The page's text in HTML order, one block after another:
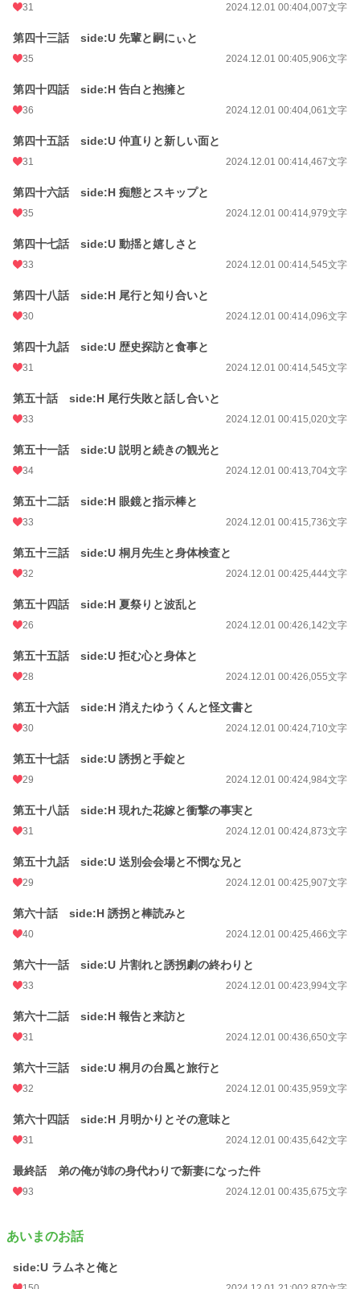
31 2024.12.01 00:404,007文字
第四十三話 side:U 先輩と嗣にぃと
35 2024.12.01 00:405,906文字
第四十四話 side:H 告白と抱擁と
36 2024.12.01 00:404,061文字
第四十五話 side:U 仲直りと新しい面と
31 2024.12.01 00:414,467文字
第四十六話 side:H 痴態とスキップと
35 2024.12.01 00:414,979文字
第四十七話 side:U 動揺と嬉しさと
33 2024.12.01 00:414,545文字
第四十八話 side:H 尾行と知り合いと
30 2024.12.01 00:414,096文字
第四十九話 side:U 歴史探訪と食事と
31 2024.12.01 00:414,545文字
第五十話 side:H 尾行失敗と話し合いと
33 2024.12.01 00:415,020文字
第五十一話 side:U 説明と続きの観光と
34 2024.12.01 00:413,704文字
第五十二話 side:H 眼鏡と指示棒と
33 2024.12.01 00:415,736文字
第五十三話 side:U 桐月先生と身体検査と
32 2024.12.01 00:425,444文字
第五十四話 side:H 夏祭りと波乱と
26 2024.12.01 00:426,142文字
第五十五話 side:U 拒む心と身体と
28 2024.12.01 00:426,055文字
第五十六話 side:H 消えたゆうくんと怪文書と
30 2024.12.01 00:424,710文字
第五十七話 side:U 誘拐と手錠と
29 2024.12.01 00:424,984文字
第五十八話 side:H 現れた花嫁と衝撃の事実と
31 2024.12.01 00:424,873文字
第五十九話 side:U 送別会会場と不憫な兄と
29 2024.12.01 00:425,907文字
第六十話 side:H 誘拐と棒読みと
40 2024.12.01 00:425,466文字
第六十一話 side:U 片割れと誘拐劇の終わりと
33 2024.12.01 00:423,994文字
第六十二話 side:H 報告と来訪と
31 2024.12.01 00:436,650文字
第六十三話 side:U 桐月の台風と旅行と
32 2024.12.01 00:435,959文字
第六十四話 side:H 月明かりとその意味と
31 2024.12.01 00:435,642文字
最終話 弟の俺が姉の身代わりで新妻になった件
93 2024.12.01 00:435,675文字
あいまのお話
side:U ラムネと俺と